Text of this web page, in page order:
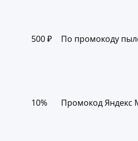
500 ₽ По промокоду
10% Промокод Яндекс